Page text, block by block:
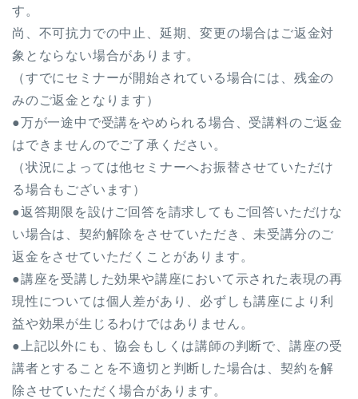
す。
尚、不可抗力での中止、延期、変更の場合はご返金対
象とならない場合があります。
（すでにセミナーが開始されている場合には、残金の
みのご返金となります）
●万が一途中で受講をやめられる場合、受講料のご返金
はできませんのでご了承ください。
（状況によっては他セミナーへお振替させていただけ
る場合もございます）
●返答期限を設けご回答を請求してもご回答いただけな
い場合は、契約解除をさせていただき、未受講分のご
返金をさせていただくことがあります。
●講座を受講した効果や講座において示された表現の再
現性については個人差があり、必ずしも講座により利
益や効果が生じるわけではありません。
●上記以外にも、協会もしくは講師の判断で、講座の受
講者とすることを不適切と判断した場合は、契約を解
除させていただく場合があります。